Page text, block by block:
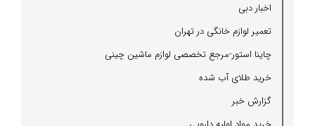
اخبار دبی
تعمیر لوازم خانگی در تهران
چاینا استور-مرجع تخصصی لوازم ماشین چینی
خرید طلای آب شده
گزارش خبر